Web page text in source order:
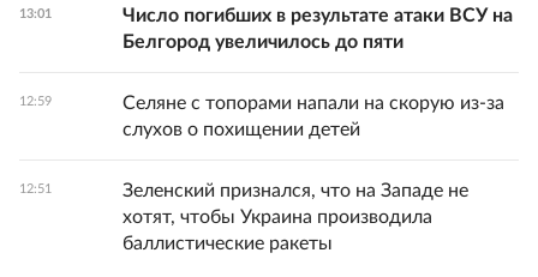
13:01
Число погибших в результате атаки ВСУ на
Белгород увеличилось до пяти
12:59
Селяне с топорами напали на скорую из-за
слухов о похищении детей
12:51
Зеленский признался, что на Западе не
хотят, чтобы Украина производила
баллистические ракеты